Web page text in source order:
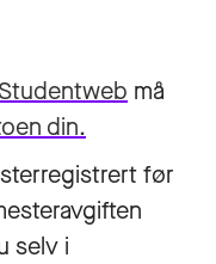
må
din.
før
selv i